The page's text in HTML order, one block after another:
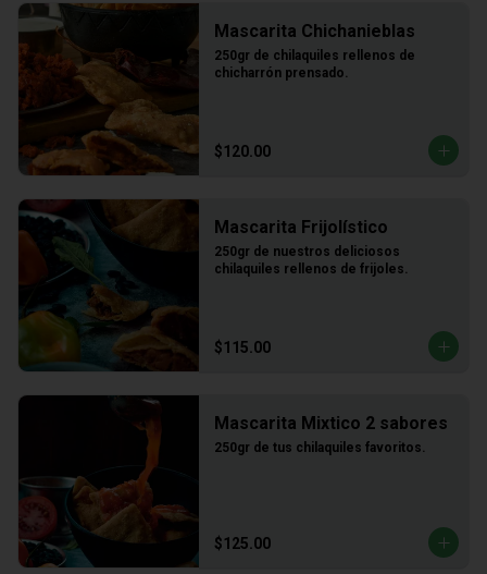
Mascarita Chichanieblas
250gr de chilaquiles rellenos de
chicharrón prensado.
$120.00
Mascarita Frijolístico
250gr de nuestros deliciosos
chilaquiles rellenos de frijoles.
$115.00
Mascarita Mixtico 2 sabores
250gr de tus chilaquiles favoritos.
$125.00